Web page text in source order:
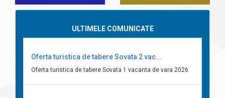
ULTIMELE COMUNICATE
Oferta turistica de tabere Sovata 2 vac...
Oferta turistica de tabere Sovata 1 vacanta de vara 2026